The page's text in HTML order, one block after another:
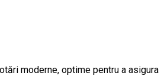
moderne, optime pentru a